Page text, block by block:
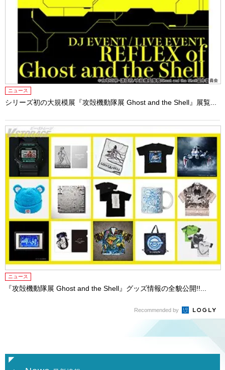
ニュース
シリーズ初の大規模展『攻殻機動隊展 Ghost and the Shell』展覧...
ニュース
『攻殻機動隊展 Ghost and the Shell』グッズ情報の全貌公開!!...
Recommended by